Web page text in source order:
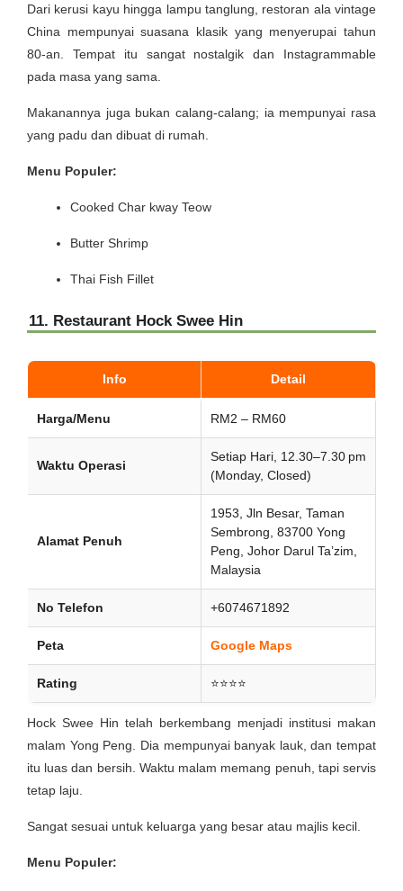
Dari kerusi kayu hingga lampu tanglung, restoran ala vintage
China mempunyai suasana klasik yang menyerupai tahun
80-an. Tempat itu sangat nostalgik dan Instagrammable
pada masa yang sama.
Makanannya juga bukan calang-calang; ia mempunyai rasa
yang padu dan dibuat di rumah.
Menu Populer:
Cooked Char kway Teow
Butter Shrimp
Thai Fish Fillet
11. Restaurant Hock Swee Hin
Info Detail
Harga/Menu RM2 – RM60
Waktu Operasi
Setiap Hari, 12.30–7.30 pm
(Monday, Closed)
Alamat Penuh
1953, Jln Besar, Taman
Sembrong, 83700 Yong
Peng, Johor Darul Ta’zim,
Malaysia
No Telefon +6074671892
Peta Google Maps
Rating ⭐⭐⭐⭐
Hock Swee Hin telah berkembang menjadi institusi makan
malam Yong Peng. Dia mempunyai banyak lauk, dan tempat
itu luas dan bersih. Waktu malam memang penuh, tapi servis
tetap laju.
Sangat sesuai untuk keluarga yang besar atau majlis kecil.
Menu Populer: